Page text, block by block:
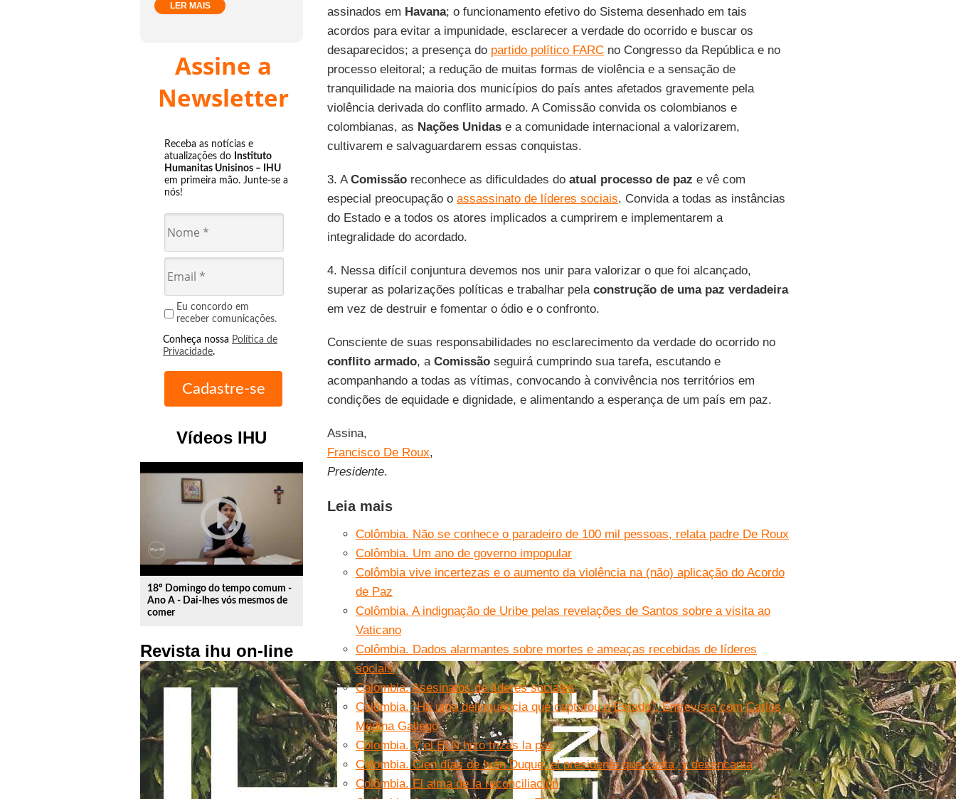
LER MAIS
Assine a
Newsletter
Receba as notícias e
atualizações do Instituto
Humanitas Unisinos – IHU
em primeira mão. Junte-se a
nós!
Eu concordo em
receber comunicações.
Conheça nossa Política de
Privacidade.
Vídeos IHU
play_circle_outline
18º Domingo do tempo comum -
Ano A - Dai-lhes vós mesmos de
comer
Revista ihu on-line
assinados em Havana; o funcionamento efetivo do Sistema desenhado em tais
acordos para evitar a impunidade, esclarecer a verdade do ocorrido e buscar os
desaparecidos; a presença do partido político FARCno Congresso da República e no
processo eleitoral; a redução de muitas formas de violência e a sensação de
tranquilidade na maioria dos municípios do país antes afetados gravemente pela
violência derivada do conflito armado. A Comissão convida os colombianos e
colombianas, as Nações Unidase a comunidade internacional a valorizarem,
cultivarem e salvaguardarem essas conquistas.
3. AComissãoreconhece as dificuldades do atual processo de paz e vê com
especial preocupação o assassinato de líderes sociais. Convida a todas as instâncias
do Estado e a todos os atores implicados a cumprirem e implementarem a
integralidade do acordado.
4. Nessa difícil conjuntura devemos nos unir para valorizar o que foi alcançado,
superar as polarizações políticas e trabalhar pela construção de uma paz verdadeira
em vez de destruir e fomentar o ódio e o confronto.
Consciente de suas responsabilidades no esclarecimento da verdade do ocorrido no
conflito armado, a Comissãoseguirá cumprindo sua tarefa, escutando e
acompanhando a todas as vítimas, convocando à convivência nos territórios em
condições de equidade e dignidade, e alimentando a esperança de um país em paz.
Assina,
Francisco De Roux,
Presidente.
Leia mais
Colômbia. Não se conhece o paradeiro de 100 mil pessoas, relata padre De Roux
Colômbia. Um ano de governo impopular
Colômbia vive incertezas e o aumento da violência na (não) aplicação do Acordo
de Paz
Colômbia. A indignação de Uribe pelas revelações de Santos sobre a visita ao
Vaticano
Colômbia. Dados alarmantes sobre mortes e ameaças recebidas de líderes
sociais
Colombia. Asesinatos de líderes sociales
Colômbia. “Há uma delinquência que capturou o Estado”. Entrevista com Carlos
Medina Gallego
Colombia. Y el ELN hizo trizas la paz
Colombia. Cien días de Iván Duque, el presidente que canta, y desencanta
Colômbia. El alma de la reconciliación